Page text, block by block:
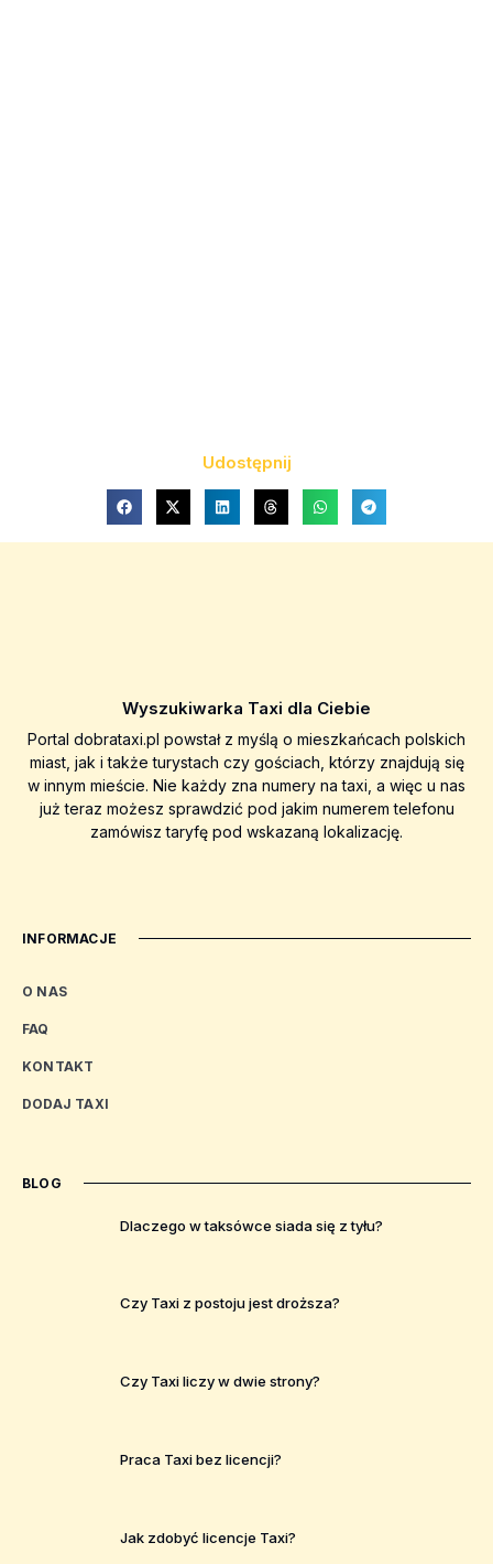
Udostępnij
Wyszukiwarka Taxi dla Ciebie
Portal dobrataxi.pl powstał z myślą o mieszkańcach polskich
miast, jak i także turystach czy gościach, którzy znajdują się
w innym mieście. Nie każdy zna numery na taxi, a więc u nas
już teraz możesz sprawdzić pod jakim numerem telefonu
zamówisz taryfę pod wskazaną lokalizację.
INFORMACJE
O NAS
FAQ
KONTAKT
DODAJ TAXI
BLOG
Dlaczego w taksówce siada się z tyłu?
Czy Taxi z postoju jest droższa?
Czy Taxi liczy w dwie strony?
Praca Taxi bez licencji?
Jak zdobyć licencje Taxi?